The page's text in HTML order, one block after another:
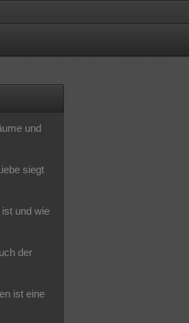
und
siegt
und wie
der
ist eine